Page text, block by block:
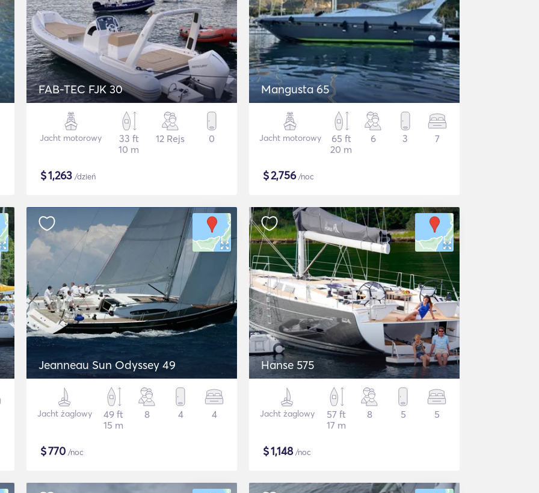
FAB-TEC FJK 30
Jacht motorowy
33 ft
10 m
12 Rejs 0
$1,263 /dzień
Mangusta 65
Jacht motorowy
65 ft
20 m
6 3 7
$2,756/noc
Jeanneau Sun Odyssey 49
Jacht żaglowy
49 ft
15 m
8 4 4
$770 /noc
Hanse 575
Jacht żaglowy
57 ft
17 m
8 5 5
$1,148/noc